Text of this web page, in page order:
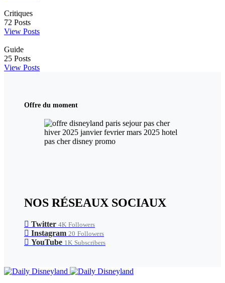
Critiques
72 Posts
View Posts
Guide
25 Posts
View Posts
Offre du moment
NOS RÉSEAUX SOCIAUX
Twitter 4K Followers
Instagram 20 Followers
YouTube 1K Subscribers